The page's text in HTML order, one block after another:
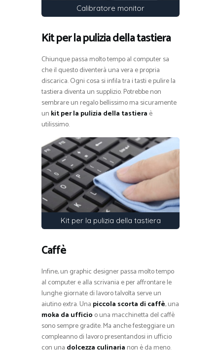
Calibratore monitor
Kit per la pulizia della tastiera
Chiunque passa molto tempo al computer sa
che il questo diventerà una vera e propria
discarica. Ogni cosa si infila tra i tasti e pulire la
tastiera diventa un supplizio. Potrebbe non
sembrare un regalo bellissimo ma sicuramente
un kit per la pulizia della tastiera è
utilissimo.
Kit per la pulizia della tastiera
Caffè
Infine, un graphic designer passa molto tempo
al computer e alla scrivania e per affrontare le
lunghe giornate di lavoro talvolta serve un
aiutino extra. Una piccola scorta di caffè, una
moka da ufficio o una macchinetta del caffè
sono sempre gradite. Ma anche festeggiare un
compleanno di lavoro presentandosi in ufficio
con una dolcezza culinaria non è da meno.